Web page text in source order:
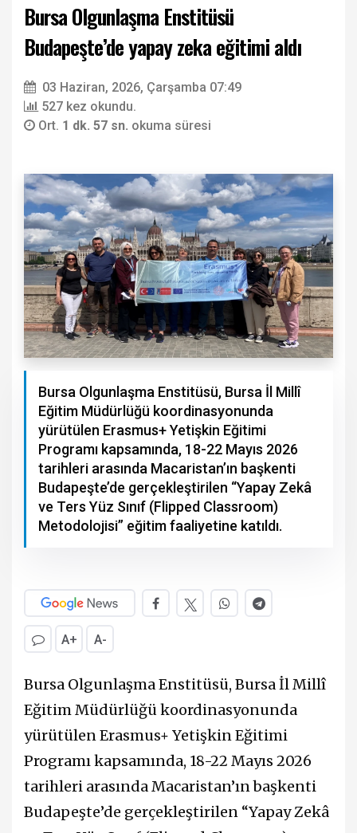
Bursa Olgunlaşma Enstitüsü
Budapeşte’de yapay zeka eğitimi aldı
03 Haziran, 2026, Çarşamba 07:49
527 kez okundu.
Ort. 1 dk. 57 sn. okuma süresi
Bursa Olgunlaşma Enstitüsü, Bursa İl Millî
Eğitim Müdürlüğü koordinasyonunda
yürütülen Erasmus+ Yetişkin Eğitimi
Programı kapsamında, 18-22 Mayıs 2026
tarihleri arasında Macaristan’ın başkenti
Budapeşte’de gerçekleştirilen “Yapay Zekâ
ve Ters Yüz Sınıf (Flipped Classroom)
Metodolojisi” eğitim faaliyetine katıldı.
A+ A-
Bursa Olgunlaşma Enstitüsü, Bursa İl Millî
Eğitim Müdürlüğü koordinasyonunda
yürütülen Erasmus+ Yetişkin Eğitimi
Programı kapsamında, 18-22 Mayıs 2026
tarihleri arasında Macaristan’ın başkenti
Budapeşte’de gerçekleştirilen “Yapay Zekâ